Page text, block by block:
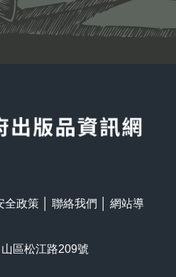
全政策 聯絡我們
網站導
區松江路209號